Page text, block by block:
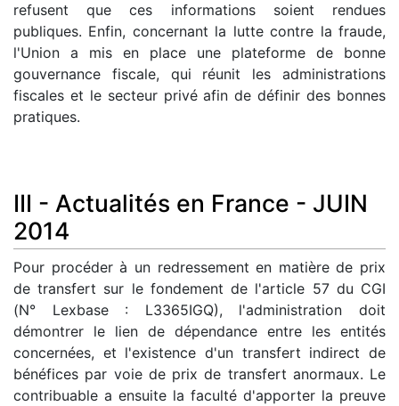
refusent que ces informations soient rendues
publiques. Enfin, concernant la lutte contre la fraude,
l'Union a mis en place une plateforme de bonne
gouvernance fiscale, qui réunit les administrations
fiscales et le secteur privé afin de définir des bonnes
pratiques.
III - Actualités en France - JUIN
2014
Pour procéder à un redressement en matière de prix
de transfert sur le fondement de l'article 57 du CGI
(N° Lexbase : L3365IGQ), l'administration doit
démontrer le lien de dépendance entre les entités
concernées, et l'existence d'un transfert indirect de
bénéfices par voie de prix de transfert anormaux. Le
contribuable a ensuite la faculté d'apporter la preuve